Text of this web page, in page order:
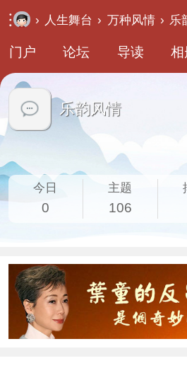
› 人生舞台 › 万种风情 › 乐
门户 论坛 导读 相
乐韵风情
今日
0
主题
106